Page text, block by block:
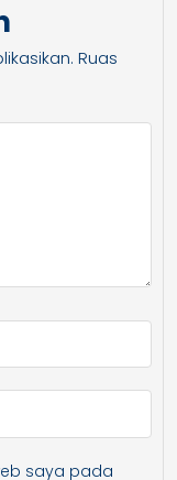
Ruas
saya pada